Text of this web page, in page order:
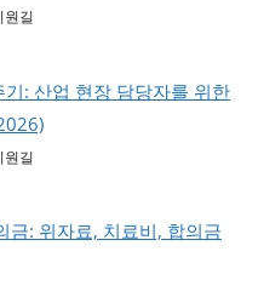
원길
기: 산업 현장 담당자를 위한
원길
금: 위자료, 치료비, 합의금